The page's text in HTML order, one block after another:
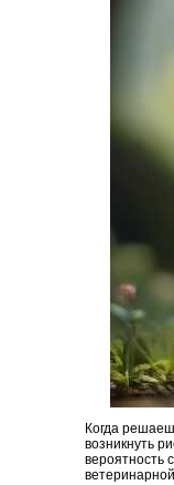
Когда
возникнуть
вероятность